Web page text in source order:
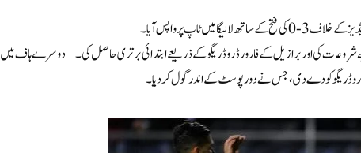
شروعات کی اور برازیل کے فارورڈ روڈریگو کے ذریعے ابتدائی برتری حاصل کی۔ دوسرے ہاف میں
روڈریگو کو دے دی، جس نے دور پوسٹ کے اندر گول کر دیا۔